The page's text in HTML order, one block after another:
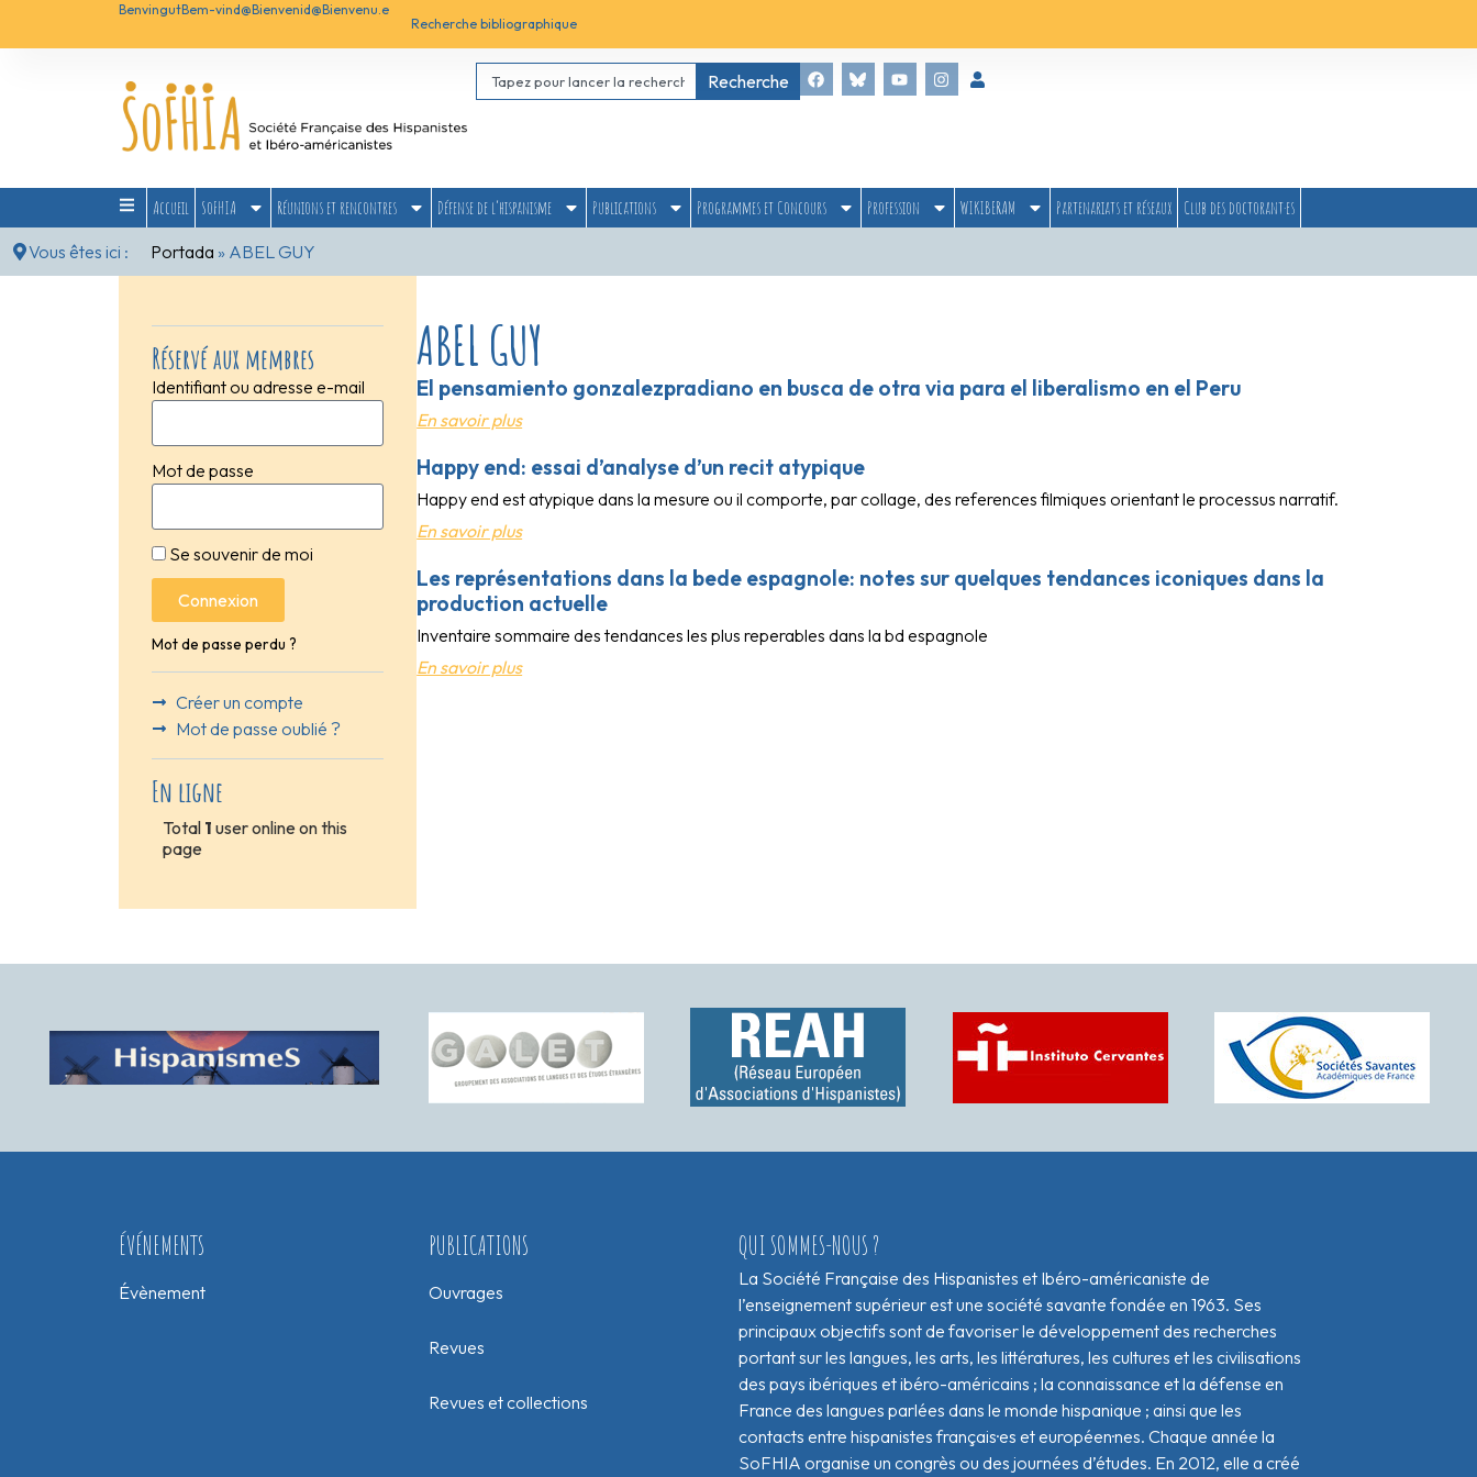
BenvingutBem-vind@Bienvenid@Bienvenu.e
Recherche bibliographique
Recherche
Accueil SoFHIA Réunions et rencontres Défense de l’hispanisme Publications Programmes et Concours Profession WIKIBERAM Partenariats et réseaux
Club des doctorant·es
Vous êtes ici :
Portada » ABEL GUY
Réservé aux membres
Identifiant ou adresse e-mail
Mot de passe
Se souvenir de moi
Connexion
Mot de passe perdu ?
Créer un compte
Mot de passe oublié ?
En ligne
Total 1 user online on this
page
ABEL GUY
El pensamiento gonzalezpradiano en busca de otra via para el liberalismo en el Peru
En savoir plus
Happy end: essai d’analyse d’un recit atypique
Happy end est atypique dans la mesure ou il comporte, par collage, des references filmiques orientant le processus narratif.
En savoir plus
Les représentations dans la bede espagnole: notes sur quelques tendances iconiques dans la
production actuelle
Inventaire sommaire des tendances les plus reperables dans la bd espagnole
En savoir plus
ÉVÉNEMENTS
Évènement
PUBLICATIONS
Ouvrages
Revues
Revues et collections
QUI SOMMES-NOUS ?
La Société Française des Hispanistes et Ibéro-américaniste de
l’enseignement supérieur est une société savante fondée en 1963. Ses
principaux objectifs sont de favoriser le développement des recherches
portant sur les langues, les arts, les littératures, les cultures et les civilisations
des pays ibériques et ibéro-américains ; la connaissance et la défense en
France des langues parlées dans le monde hispanique ; ainsi que les
contacts entre hispanistes français·es et européen·nes. Chaque année la
SoFHIA organise un congrès ou des journées d’études. En 2012, elle a créé